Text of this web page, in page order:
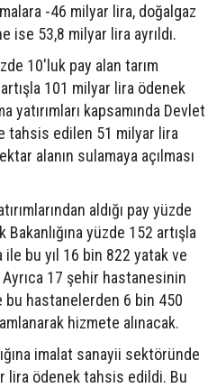
-46 milyar lira, doğalgaz
ise 53,8 milyar lira ayrıldı.
10'luk pay alan tarım
101 milyar lira ödenek
yatırımları kapsamında Devlet
tahsis edilen 51 milyar lira
alanın sulamaya açılması
aldığı pay yüzde
yüzde 152 artışla
bu yıl 16 bin 822 yatak ve
17 şehir hastanesinin
bu hastanelerden 6 bin 450
hizmete alınacak.
imalat sanayii sektöründe
lira ödenek tahsis edildi. Bu